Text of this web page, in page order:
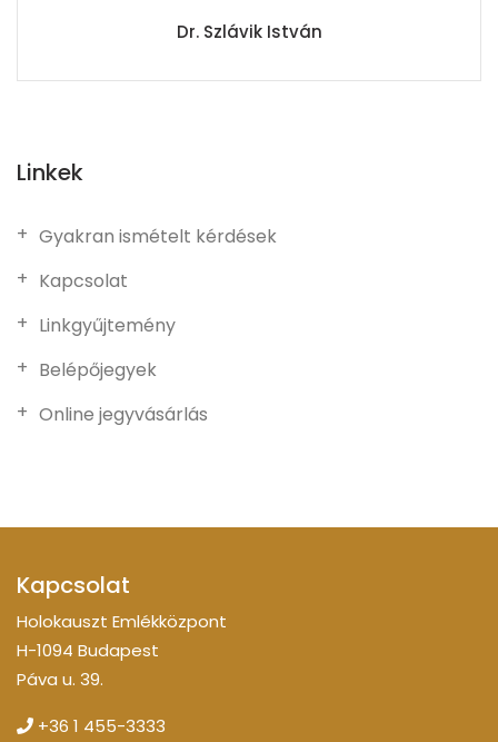
Dr. Szlávik István
Linkek
Gyakran ismételt kérdések
Kapcsolat
Linkgyűjtemény
Belépőjegyek
Online jegyvásárlás
Kapcsolat
Holokauszt Emlékközpont
H-1094 Budapest
Páva u. 39.
+36 1 455-3333